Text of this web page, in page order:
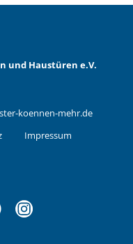
und Haustüren e.V.
koennen-mehr.de
Impressum